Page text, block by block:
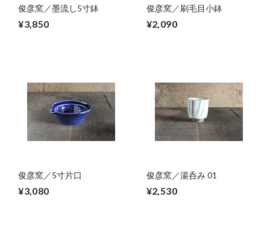
俊彦窯／墨流し5寸鉢
¥3,850
俊彦窯／刷毛目小鉢
¥2,090
俊彦窯／5寸片口
¥3,080
俊彦窯／湯呑み 01
¥2,530